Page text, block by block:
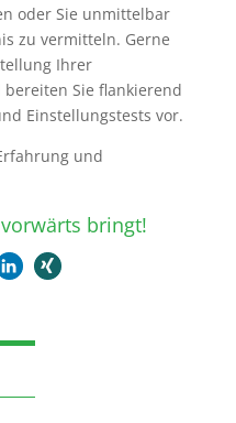
oder Sie unmittelbar
zu vermitteln. Gerne
Ihrer
Sie flankierend
Einstellungstests vor.
und
vorwärts bringt!